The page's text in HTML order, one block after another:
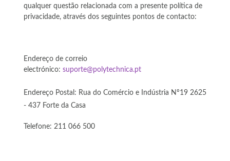
qualquer questão relacionada com a presente política de
privacidade, através dos seguintes pontos de contacto:
Endereço de correio
electrónico: suporte@polytechnica.pt
Endereço Postal: Rua do Comércio e Indústria Nº19 2625
- 437 Forte da Casa
Telefone: 211 066 500